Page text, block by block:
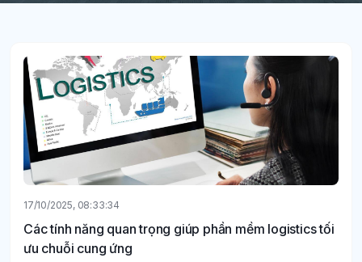
17/10/2025, 08:33:34
Các tính năng quan trọng giúp phần mềm logistics tối
ưu chuỗi cung ứng